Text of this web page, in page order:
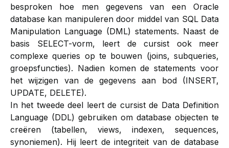
besproken hoe men gegevens van een Oracle
database kan manipuleren door middel van SQL Data
Manipulation Language (DML) statements. Naast de
basis SELECT-vorm, leert de cursist ook meer
complexe queries op te bouwen (joins, subqueries,
groepsfuncties). Nadien komen de statements voor
het wijzigen van de gegevens aan bod (INSERT,
UPDATE, DELETE).
In het tweede deel leert de cursist de Data Definition
Language (DDL) gebruiken om database objecten te
creëren (tabellen, views, indexen, sequences,
synoniemen). Hij leert de integriteit van de database